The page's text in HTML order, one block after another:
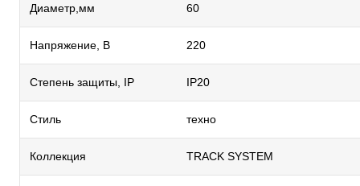
Диаметр,мм 60
Напряжение, В 220
Степень защиты, IP IP20
Стиль техно
Коллекция TRACK SYSTEM